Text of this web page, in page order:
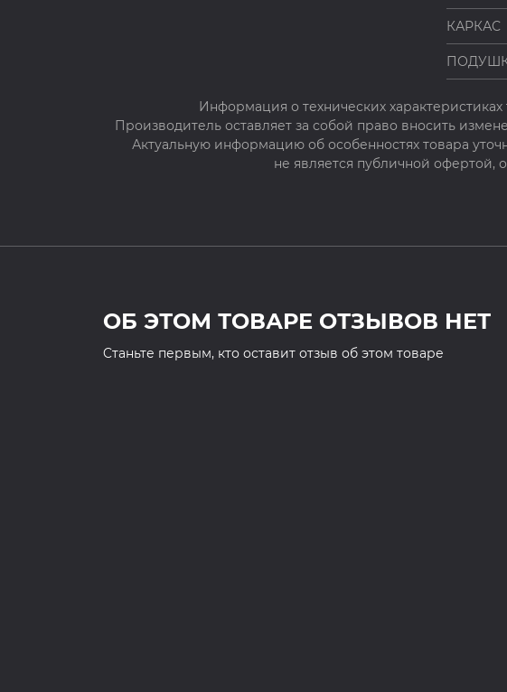
КАРКАС
Информация о технических
Производитель оставляет за собой право вносить
Актуальную информацию об особенностях товара
не является публичной офертой,
ОБ ЭТОМ ТОВАРЕ ОТЗЫВОВ НЕТ
Cтаньте первым, кто оставит отзыв об этом товаре